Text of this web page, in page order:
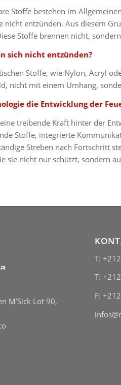
Stoffe bestehen im
nicht entzünden. Aus diesem
Stoffe brennen nicht,
sich nicht entzünden?
Stoffe, wie Nylon, Acryl
nicht mit einem Umhang,
die Entwicklung der
treibende Kraft hinter der
Stoffe, integrierte
Streben nach Fortschritt
sie nicht nur schützt, sondern
M’Sick Lot 90,
T:
T:
F: